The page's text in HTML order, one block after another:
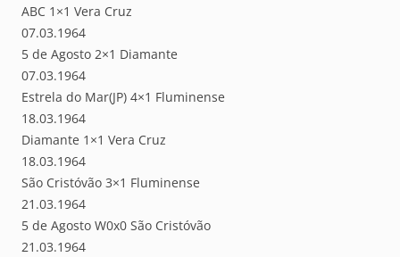
ABC 1×1 Vera Cruz
07.03.1964
5 de Agosto 2×1 Diamante
07.03.1964
Estrela do Mar(JP) 4×1 Fluminense
18.03.1964
Diamante 1×1 Vera Cruz
18.03.1964
São Cristóvão 3×1 Fluminense
21.03.1964
5 de Agosto W0x0 São Cristóvão
21.03.1964